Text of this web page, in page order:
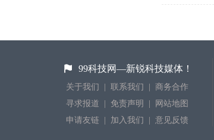
99科技网—新锐科技媒体！
关于我们 联系我们
商务合作
寻求报道
免责声明
网站地图
申请友链
加入我们 意见反馈